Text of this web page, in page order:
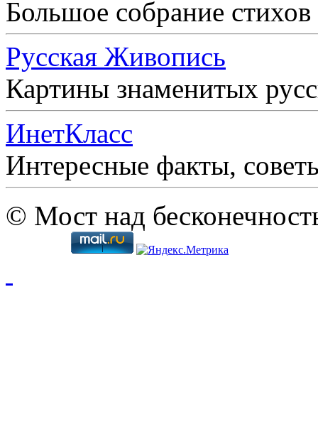
Большое собрание
Русская Живопись
Картины знаменитых
ИнетКласс
Интересные факты,
© Мост над